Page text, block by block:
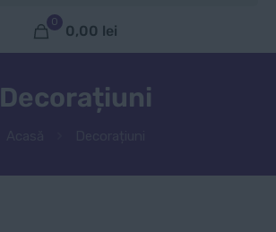
0
0,00 lei
Decorațiuni